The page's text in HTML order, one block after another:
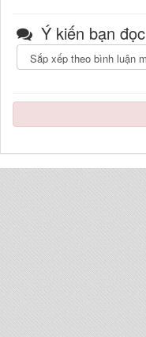
Ý kiến bạn đọc